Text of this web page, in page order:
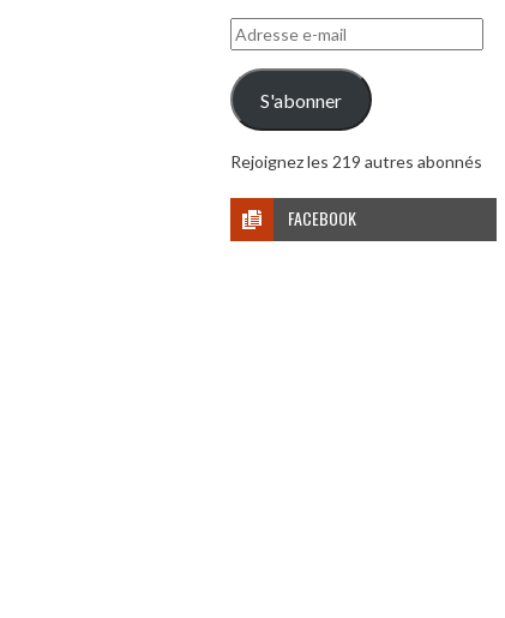
Adresse
e-
mail
S'abonner
Rejoignez les 219 autres abonnés
FACEBOOK